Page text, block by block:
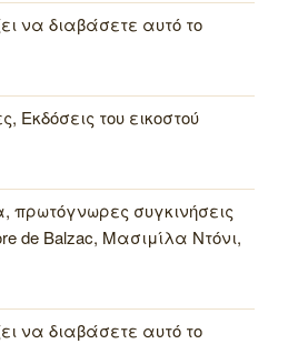
να διαβάσετε αυτό το
Εκδόσεις του εικοστού
πρωτόγνωρες συγκινήσεις
de Balzac, Μασιμίλα Ντόνι,
να διαβάσετε αυτό το